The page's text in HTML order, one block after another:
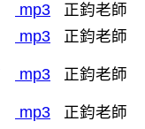
mp3
正鈞老師
mp3 正鈞老師
mp3 正鈞老師
mp3 正鈞老師